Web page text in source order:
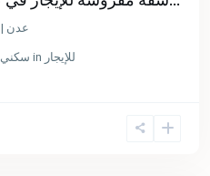
Aden | عدن
Residential | سكني in للإيجار